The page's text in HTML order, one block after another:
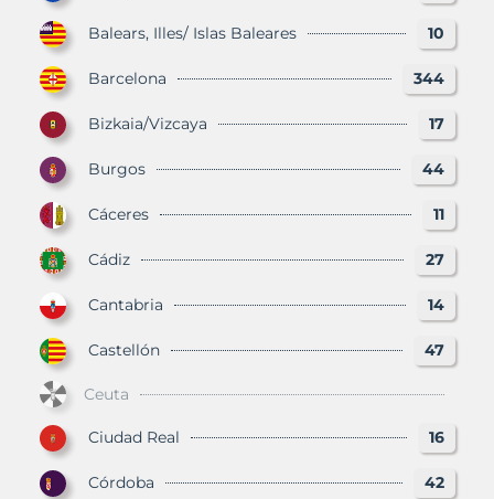
Balears, Illes/ Islas Baleares 10
Barcelona 344
Bizkaia/Vizcaya 17
Burgos 44
Cáceres 11
Cádiz 27
Cantabria 14
Castellón 47
Ceuta
Ciudad Real 16
Córdoba 42